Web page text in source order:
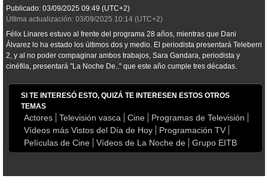
Publicado: 03/09/2025 09:49 (UTC+2)
Última actualización: 03/09/2025 10:14 (UTC+2)
Félix Linares estuvo al frente del programa 28 años, mientras que Dani
Álvarez lo ha estado los últimos dos y medio. El periodista presentará Teleberri
2, y al no poder compaginar ambos trabajos, Sara Gandara, periodista y
cinéfila, presentará "La Noche De.." que este año cumple tres décadas.
SI TE INTERESÓ ESTO, QUIZÁ TE INTERESEN ESTOS OTROS
TEMAS
Actores Televisión vasca Cine
Programas de Televisión
Vídeos más Vistos del Día de Hoy
Programación TV
Películas de Cine
Vídeos de La Noche de Grupo EITB